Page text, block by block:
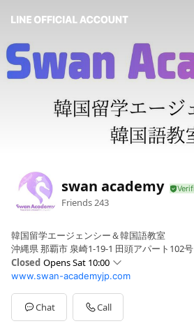
swan academy
Friends243
韓国留学エージェンシー＆韓国語教室
沖縄県 那覇市 泉崎1-19-1 田頭アパート102号
Closed Opens Sat 10:00
Sun10:00 - 19:00
MonClosed
Tue10:00 - 19:00
Wed10:00 - 19:00
www.swan-academyjp.com
Chat Call